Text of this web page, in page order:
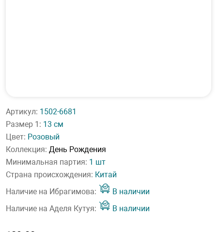
Артикул: 1502-6681
Размер 1: 13 см
Цвет: Розовый
Коллекция: День Рождения
Минимальная партия: 1 шт
Страна происхождения: Китай
Наличие на Ибрагимова:
В наличии
Наличие на Аделя Кутуя:
В наличии